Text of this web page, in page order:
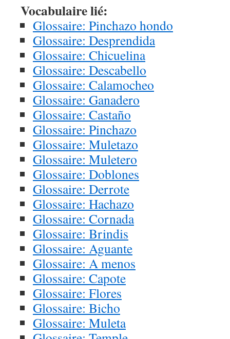
Vocabulaire lié:
Glossaire: Pinchazo hondo
Glossaire: Desprendida
Glossaire: Chicuelina
Glossaire: Descabello
Glossaire: Calamocheo
Glossaire: Ganadero
Glossaire: Castaño
Glossaire: Pinchazo
Glossaire: Muletazo
Glossaire: Muletero
Glossaire: Doblones
Glossaire: Derrote
Glossaire: Hachazo
Glossaire: Cornada
Glossaire: Brindis
Glossaire: Aguante
Glossaire: A menos
Glossaire: Capote
Glossaire: Flores
Glossaire: Bicho
Glossaire: Muleta